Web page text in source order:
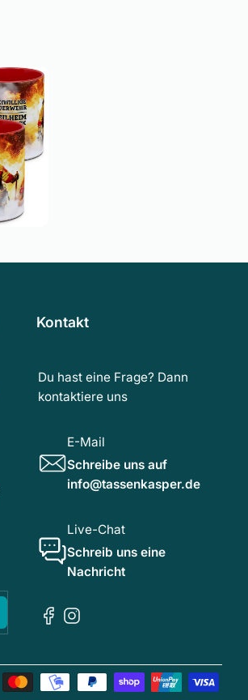
Kontakt
Du hast eine Frage? Dann
kontaktiere uns
E-Mail
Schreibe uns auf
info@tassenkasper.de
Live-Chat
Schreib uns eine
Nachricht